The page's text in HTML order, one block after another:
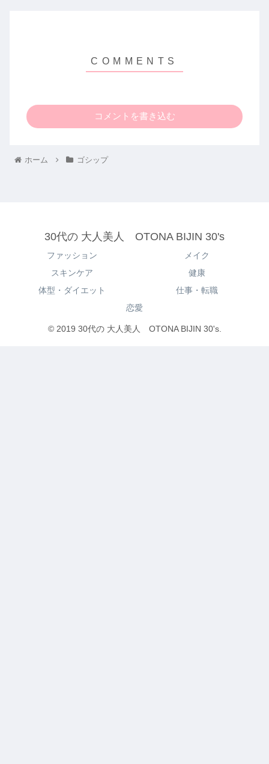
コメントを書き込む
ホーム ゴシップ
30代の 大人美人 OTONA BIJIN 30's
ファッション
メイク
スキンケア
健康
体型・ダイエット
仕事・転職
恋愛
© 2019 30代の 大人美人 OTONA BIJIN 30's.